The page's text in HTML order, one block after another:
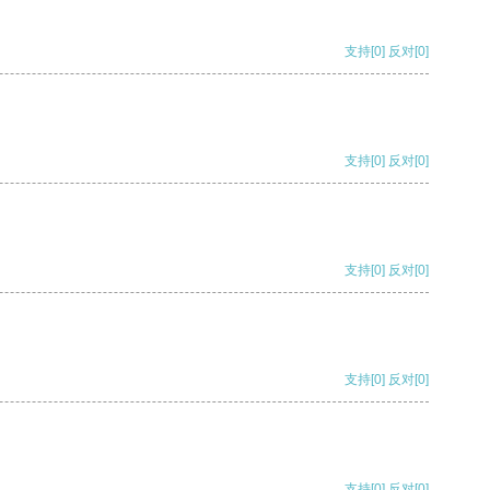
支持[0] 反对[0]
支持[0] 反对[0]
支持[0] 反对[0]
支持[0] 反对[0]